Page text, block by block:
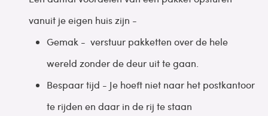
vanuit je eigen huis zijn -
Gemak - verstuur pakketten over de hele
wereld zonder de deur uit te gaan.
Bespaar tijd - Je hoeft niet naar het postkantoor
te rijden en daar in de rij te staan